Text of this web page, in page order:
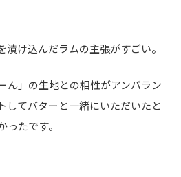
け込んだラムの主張がすごい。
ん」の生地との相性がアンバラン
してバターと一緒にいただいたと
たです。